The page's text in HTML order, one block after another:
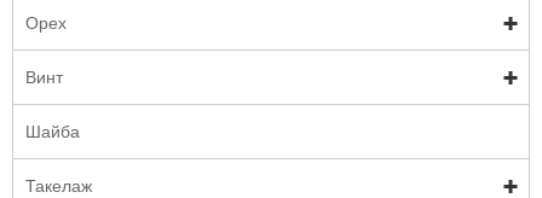
Орех
Винт
Шайба
Такелаж